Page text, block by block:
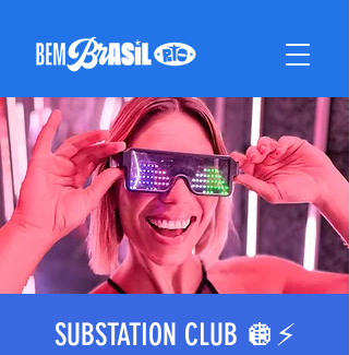
SUBSTATION CLUB 🪩⚡️